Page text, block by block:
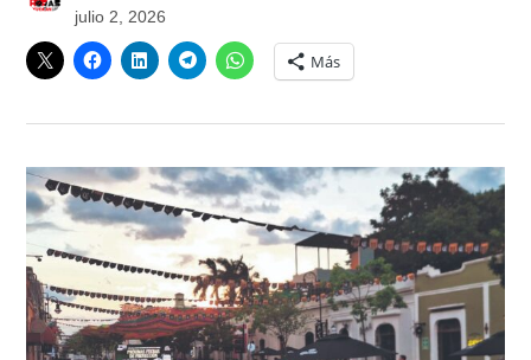
julio 2, 2026
Más